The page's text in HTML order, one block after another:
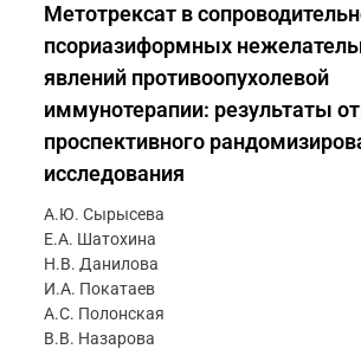
Метотрексат в
псориазиформных
явлений противоопухолевой
иммунотерапии: результаты
проспективного
исследования
А.Ю. Сырысева
Е.А. Шатохина
Н.В. Данилова
И.А. Покатаев
А.С. Полонская
В.В. Назарова